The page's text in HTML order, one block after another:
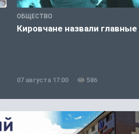
ОБЩЕСТВО
Кировчане назвали
07 августа 17:00 586